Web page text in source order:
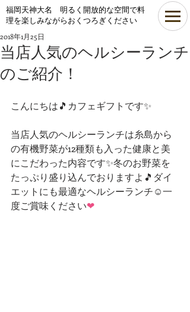
​福岡天神大名 明るく開放的な空間で料
理を楽しみながらおくつろぎください
当店人気のヘルシーランチ
のご紹介！
2018年1月25日
こんにちは🎵カフェギフトです✨
当店人気のヘルシーランチは糸島から
の有機野菜が12種類も入った健康と美
にこだわった内容です✨冬のお野菜を
たっぷり盛り込んでおりますよ🎵ダイ
エットにも最適なヘルシーランチ☺一
度ご賞味ください❤